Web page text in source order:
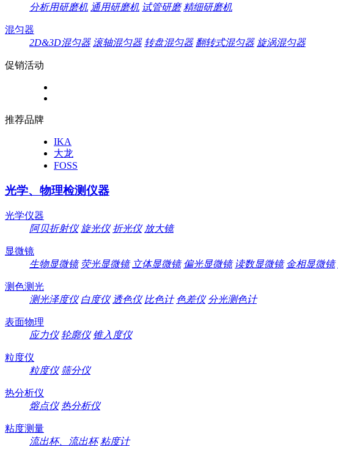
分析用研磨机 通用研磨机 试管研磨 精细研磨机
混匀器
2D&3D混匀器 滚轴混匀器 转盘混匀器 翻转式混匀器 旋涡混匀器
促销活动
推荐品牌
IKA
大龙
FOSS
光学、物理检测仪器
光学仪器
阿贝折射仪 旋光仪 折光仪 放大镜
显微镜
生物显微镜 荧光显微镜 立体显微镜 偏光显微镜 读数显微镜 金相显微镜
测色测光
测光泽度仪 白度仪 透色仪 比色计 色差仪 分光测色计
表面物理
应力仪 轮廓仪 锥入度仪
粒度仪
粒度仪 筛分仪
热分析仪
熔点仪 热分析仪
粘度测量
流出杯、流出杯 粘度计